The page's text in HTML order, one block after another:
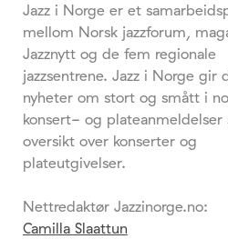
Jazz i Norge er et
mellom Norsk jazzforum,
Jazznytt og de fem regionale
jazzsentrene. Jazz i Norge gir
nyheter om stort og smått i
konsert- og plateanmeldelser
oversikt over konserter og
plateutgivelser.
Nettredaktør Jazzinorge.no:
Camilla Slaattun